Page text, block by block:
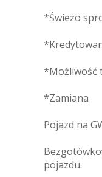
*Świeżo
*Możliwość
*Zamiana
Pojazd na
pojazdu.